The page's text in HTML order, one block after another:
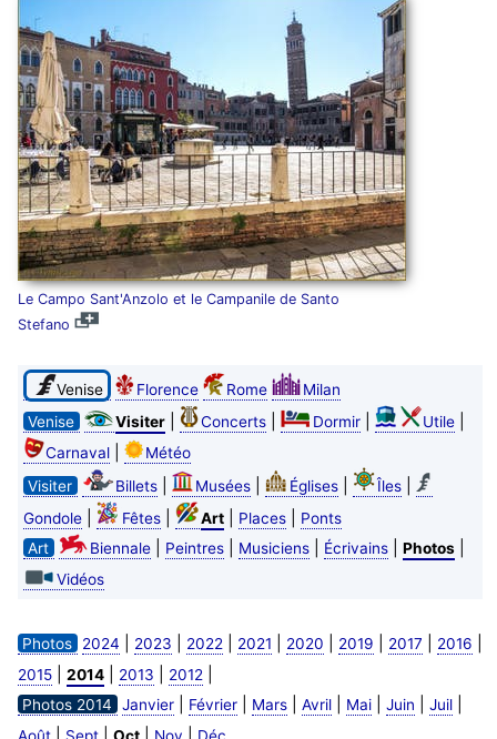
Le Campo Sant'Anzolo et le Campanile de Santo
Stefano
Venise Florence Rome
Milan
Venise
Visiter| Concerts| Dormir| Utile|
Carnaval|
Météo
Visiter
Billets| Musées| Églises| Îles|
Gondole| Fêtes| Art| Places|
Ponts
Art
Biennale| Peintres| Musiciens| Écrivains| Photos|
Vidéos
Photos 2024 2023 2022 2021 2020 2019 2017 2016
2015| 2014| 2013 2012
Photos 2014 Janvier| Février| Mars| Avril| Mai| Juin Juil|